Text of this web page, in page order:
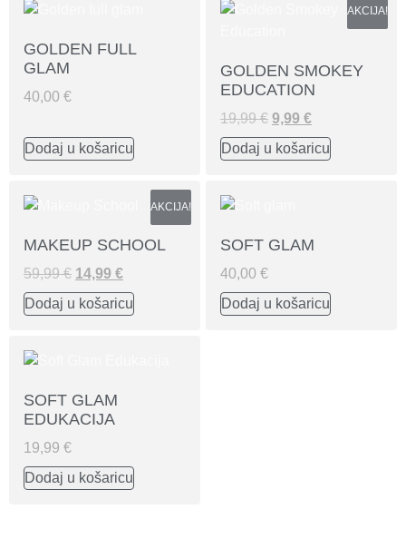
GOLDEN FULL
GLAM
40,00 €
Dodaj u košaricu
AKCIJA!
GOLDEN SMOKEY
EDUCATION
19,99€ 9,99 €
Dodaj u košaricu
AKCIJA!
MAKEUP SCHOOL
59,99€ 14,99 €
Dodaj u košaricu
SOFT GLAM
40,00 €
Dodaj u košaricu
SOFT GLAM
EDUKACIJA
19,99 €
Dodaj u košaricu